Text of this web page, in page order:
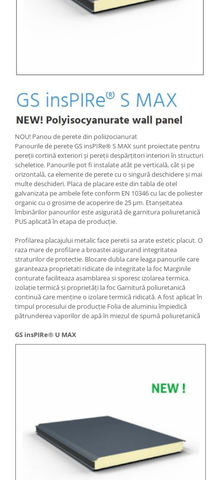
NOU! Panou de perete din poliizocianurat
Panourile de perete GS insPIRe® S MAX sunt proiectate pentru
pereții cortină exteriori și pereții despărțitori interiori în structuri
scheletice. Panourile pot fi instalate atât pe verticală, cât și pe
orizontală, ca elemente de perete cu o singură deschidere și mai
multe deschideri. Placa de placare este din tabla de otel
galvanizata pe ambele fete conform EN 10346 cu lac de poliester
organic cu o grosime de acoperire de 25 μm. Etanșeitatea
îmbinărilor panourilor este asigurată de garnitura poliuretanică
PUS aplicată în etapa de producție.
Profilarea placajului metalic face peretii sa arate estetic placut. O
raza mare de profilare a broastei asigurand integritatea
straturilor de protectie. Blocare dubla care leaga panourile care
garanteaza proprietati ridicate de integritate la foc Marginile
conturate faciliteaza asamblarea si sporesc izolarea termica.
izolație termică și proprietăți la foc Garnitură poliuretanică
continuă care menține o izolare termică ridicată. A fost aplicat în
timpul procesului de producție Folia de aluminiu împiedică
pătrunderea vaporilor de apă în miezul de spumă poliuretanică
GS insPIRe® U MAX